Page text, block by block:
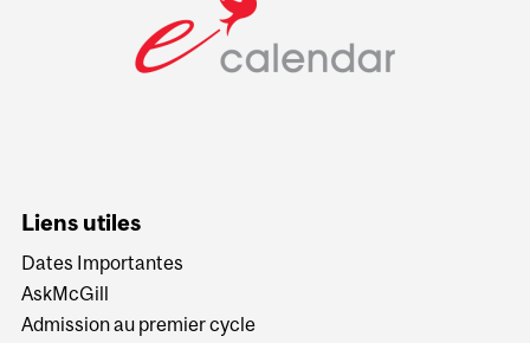
Liens utiles
Dates Importantes
AskMcGill
Admission au premier cycle